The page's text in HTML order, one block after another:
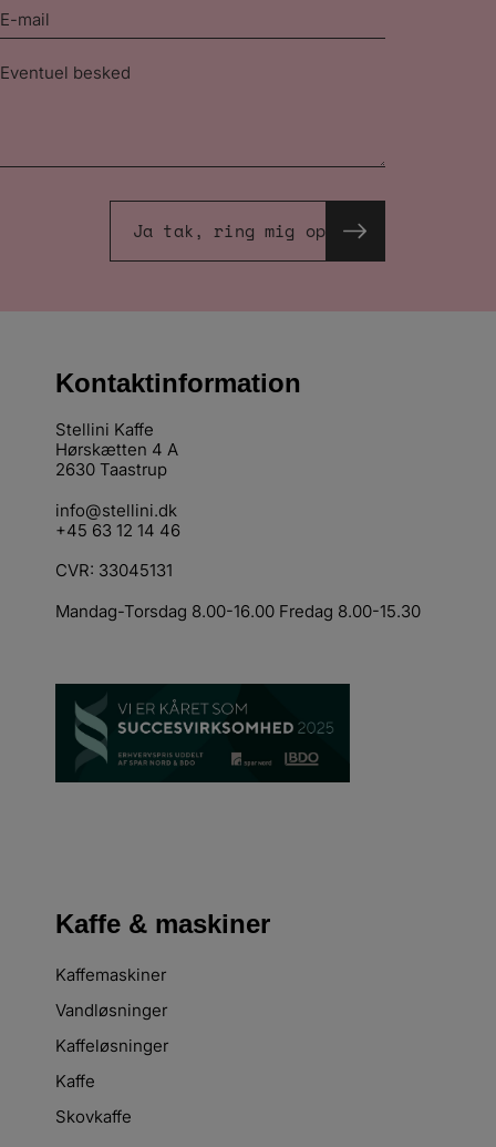
E-
mail
Besked
Ja tak, ring mig op
Kontaktinformation
Stellini Kaffe
Hørskætten 4 A
2630 Taastrup
info@stellini.dk
+45 63 12 14 46
CVR: 33045131
Mandag-Torsdag 8.00-16.00 Fredag 8.00-15.30
Kaffe & maskiner
Kaffemaskiner
Vandløsninger
Kaffeløsninger
Kaffe
Skovkaffe